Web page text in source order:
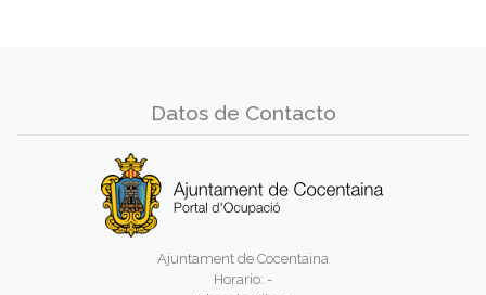
Datos de Contacto
Ajuntament de Cocentaina
Horario: -